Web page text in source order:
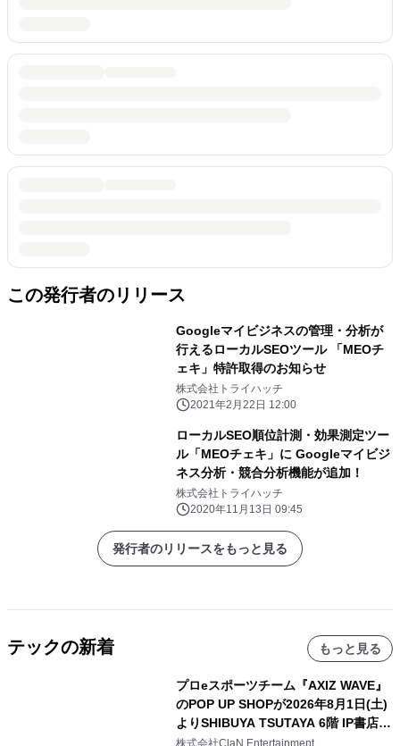
この発行者のリリース
Googleマイビジネスの管理・分析が
行えるローカルSEOツール 「MEOチ
ェキ」特許取得のお知らせ
株式会社トライハッチ
2021年2月22日 12:00
ローカルSEO順位計測・効果測定ツー
ル「MEOチェキ」に Googleマイビジ
ネス分析・競合分析機能が追加！
株式会社トライハッチ
2020年11月13日 09:45
発行者のリリースをもっと見る
テックの新着 もっと見る
プロeスポーツチーム『AXIZ WAVE』
のPOP UP SHOPが2026年8月1日(土)
よりSHIBUYA TSUTAYA 6階 IP書店で
開催決定！！